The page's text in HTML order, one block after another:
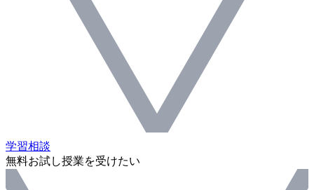
学習相談
無料お試し授業を受けたい